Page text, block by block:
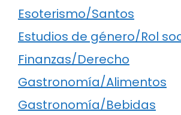
Esoterismo/Santos
Estudios de género/Rol
Finanzas/Derecho
Gastronomía/Alimentos
Gastronomía/Bebidas